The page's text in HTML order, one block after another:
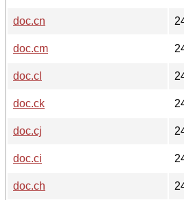
doc.cn
doc.cm
doc.cl
doc.ck
doc.cj
doc.ci
doc.ch